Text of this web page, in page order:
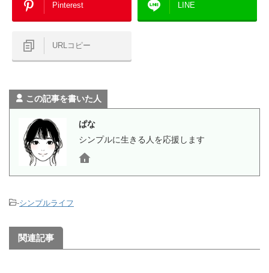
Pinterest LINE
URLコピー
この記事を書いた人
ぱな
シンプルに生きる人を応援します
-シンプルライフ
関連記事